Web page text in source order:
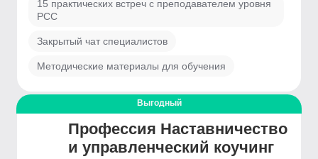
15 практических встреч с преподавателем уровня
PCC
Закрытый чат специалистов
Методические материалы для обучения
Выгодный
Профессия Наставничество
и управленческий коучинг